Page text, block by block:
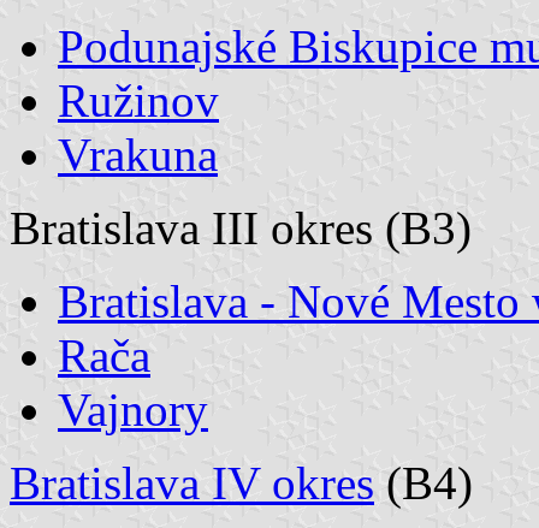
Podunajské Biskupice
Ružinov
Vrakuna
Bratislava III okres (B3)
Bratislava - Nové Mesto
Rača
Vajnory
Bratislava IV okres (B4)